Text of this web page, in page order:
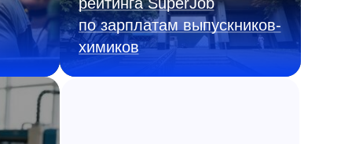
по зарплатам выпускников-
химиков